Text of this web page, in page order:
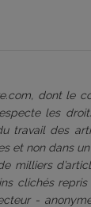
dont le
les
travail des
et non dans
milliers
clichés
-